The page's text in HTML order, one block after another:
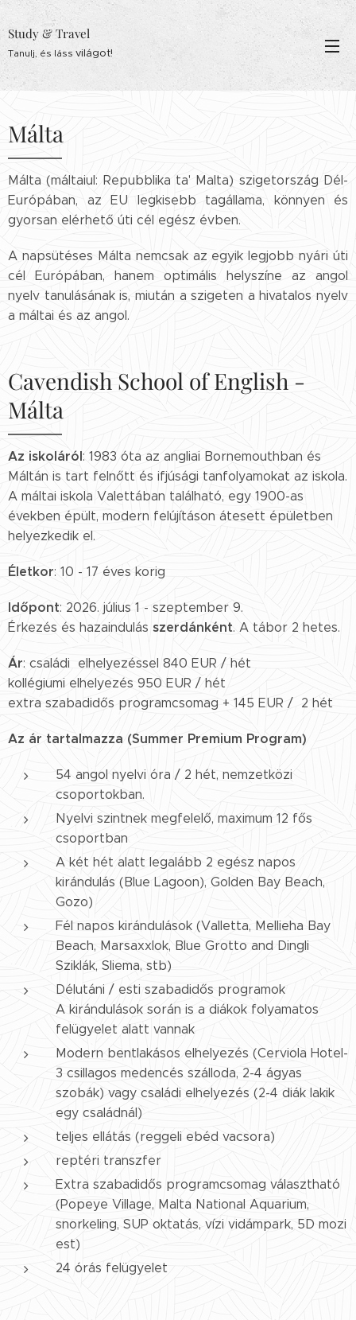
Study & Travel
Tanulj, és láss világot!
Málta
Málta (máltaiul: Repubblika ta' Malta) szigetország Dél-
Európában, az EU legkisebb tagállama, könnyen és
gyorsan elérhető úti cél egész évben.
A napsütéses Málta nemcsak az egyik legjobb nyári úti
cél Európában, hanem optimális helyszíne az angol
nyelv tanulásának is, miután a szigeten a hivatalos nyelv
a máltai és az angol.
Cavendish School of English -
Málta
Az iskoláról: 1983 óta az angliai Bornemouthban és
Máltán is tart felnőtt és ifjúsági tanfolyamokat az iskola.
A máltai iskola Valettában található, egy 1900-as
években épült, modern felújításon átesett épületben
helyezkedik el.
Életkor: 10 - 17 éves korig
Időpont: 2026. július 1 - szeptember 9.
Érkezés és hazaindulás szerdánként. A tábor 2 hetes.
Ár: családi elhelyezéssel 840 EUR / hét
kollégiumi elhelyezés 950 EUR / hét
extra szabadidős programcsomag + 145 EUR / 2 hét
Az ár tartalmazza (Summer Premium Program)
54 angol nyelvi óra / 2 hét, nemzetközi
csoportokban.
Nyelvi szintnek megfelelő, maximum 12 fős
csoportban
A két hét alatt legalább 2 egész napos
kirándulás (Blue Lagoon), Golden Bay Beach,
Gozo)
Fél napos kirándulások (Valletta, Mellieha Bay
Beach, Marsaxxlok, Blue Grotto and Dingli
Sziklák, Sliema, stb)
Délutáni / esti szabadidős programok
A kirándulások során is a diákok folyamatos
felügyelet alatt vannak
Modern bentlakásos elhelyezés (Cerviola Hotel-
3 csillagos medencés szálloda, 2-4 ágyas
szobák) vagy családi elhelyezés (2-4 diák lakik
egy családnál)
teljes ellátás (reggeli ebéd vacsora)
reptéri transzfer
Extra szabadidős programcsomag választható
(Popeye Village, Malta National Aquarium,
snorkeling, SUP oktatás, vízi vidámpark, 5D mozi
est)
24 órás felügyelet